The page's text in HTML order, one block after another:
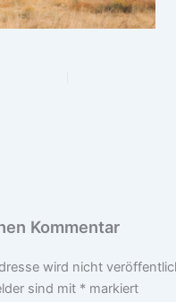
Kommentar
wird nicht
sind mit * markiert